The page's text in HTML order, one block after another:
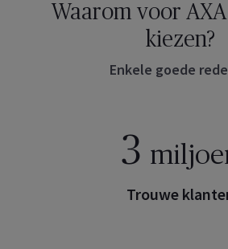
Waarom voor
kiezen?
Enkele goede
3
Trouwe